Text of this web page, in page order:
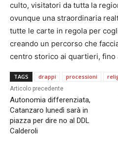
culto, visitatori da tutta la
ovunque una straordinaria
tutte le carte in regola per
creando un percorso che
centro storico ai quartieri, fino
TAGS drappi processioni
Articolo precedente
Autonomia differenziata,
Catanzaro lunedì sarà in
piazza per dire no al DDL
Calderoli